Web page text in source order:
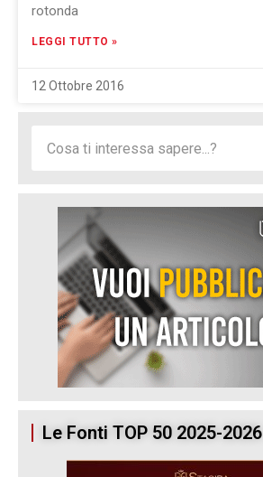
rotonda
LEGGI TUTTO »
12 Ottobre 2016
Le Fonti TOP 50 2025-2026